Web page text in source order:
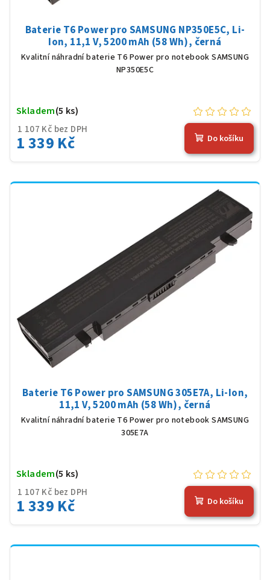
Baterie T6 Power pro SAMSUNG NP350E5C, Li-
Ion, 11,1 V, 5200 mAh (58 Wh), černá
Kvalitní náhradní baterie T6 Power pro notebook SAMSUNG
NP350E5C
1 107 Kč bez DPH
1 339 Kč
Skladem(5 ks)
Do košíku
Baterie T6 Power pro SAMSUNG 305E7A, Li-Ion,
11,1 V, 5200 mAh (58 Wh), černá
Kvalitní náhradní baterie T6 Power pro notebook SAMSUNG
305E7A
1 107 Kč bez DPH
1 339 Kč
Skladem(5 ks)
Do košíku